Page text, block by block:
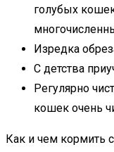
голубых
Изредка
С детства
Регулярно
кошек очень
Как и чем кормить